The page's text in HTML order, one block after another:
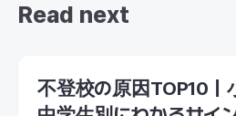
Read next
不登校の原因TOP10｜